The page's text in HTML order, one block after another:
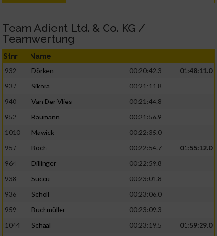
Team Adient Ltd. & Co. KG /
Teamwertung
Stnr Name
932 Dörken 00:20:42.3
01:48:11.0
937
Sikora
00:21:11.8
940
Van Der Vlies
00:21:44.8
952
Baumann
00:21:56.9
1010
Mawick
00:22:35.0
957
Boch 00:22:54.7
01:55:12.0
964
Dillinger
00:22:59.8
938
Succu
00:23:01.8
936
Scholl
00:23:06.0
959
Buchmüller
00:23:09.3
1044
Schaal 00:23:19.5
01:59:29.0